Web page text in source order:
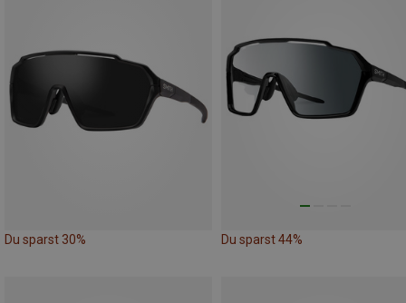
Du sparst 30% Du sparst 44%